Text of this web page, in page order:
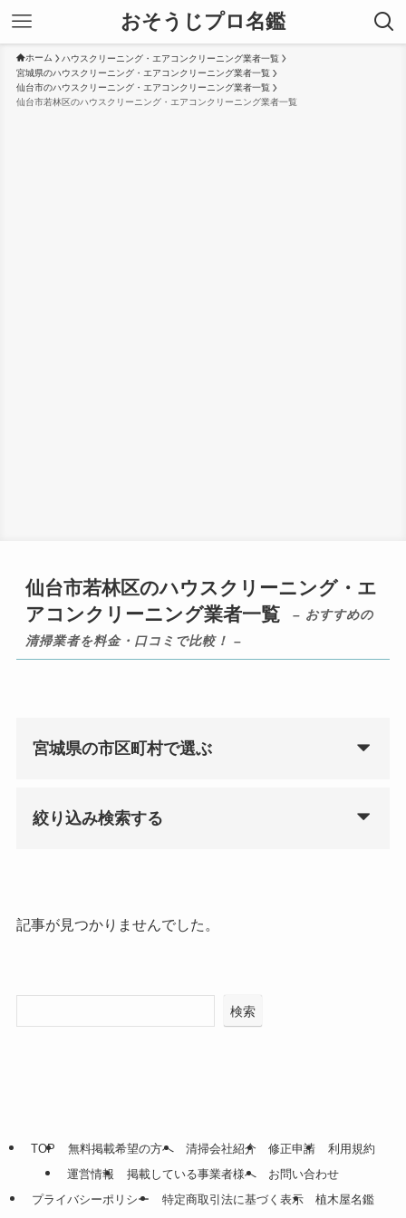
おそうじプロ名鑑
ホーム
ハウスクリーニング・エアコンクリーニング業者一覧
宮城県のハウスクリーニング・エアコンクリーニング業者一覧
仙台市のハウスクリーニング・エアコンクリーニング業者一覧
仙台市若林区のハウスクリーニング・エアコンクリーニング業者一覧
仙台市若林区のハウスクリーニング・エ
アコンクリーニング業者一覧
– おすすめの
清掃業者を料金・口コミで比較！ –
宮城県の市区町村で選ぶ
絞り込み検索する
記事が見つかりませんでした。
検索
TOP 無料掲載希望の方へ 清掃会社紹介 修正申請
利用規約
運営情報
掲載している事業者様へ
お問い合わせ
プライバシーポリシー
特定商取引法に基づく表示
植木屋名鑑